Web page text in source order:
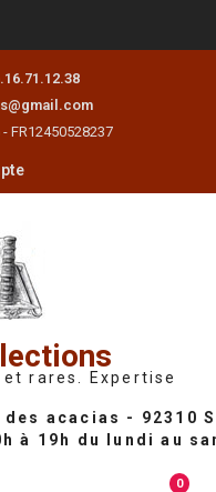
FR12450528237
rares. Expertise
0